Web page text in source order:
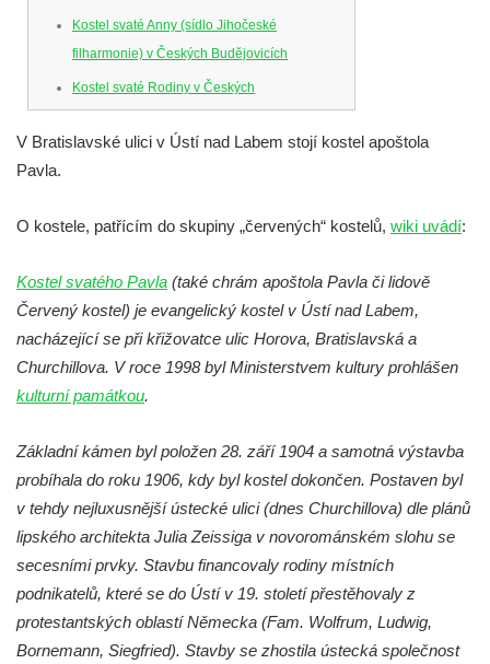
Kostel svaté Anny (sídlo Jihočeské
filharmonie) v Českých Budějovicích
Kostel svaté Rodiny v Českých
Budějovicích
Kostel Obětování Panny Marie u kláštera
Dělnická v Kamenném Újezdě
Bývalý kostel svatých Filipa a Jakuba na
náměstí J. V. Kamarýta ve Velešíně
Kaple na hřbitově ve Velešíně
Márnice na hřbitově ve Velešíně
Poutní areál Římov
Kostel svatého Ducha v poutním areálu
Římov
Křížová cesta Římov – XXV. kaple – Boží
hrob
Křížová cesta Římov – XXIV. kaple – Pieta
V Bratislavské ulici v Ústí nad Labem stojí kostel apoštola
Pavla.
O kostele, patřícím do skupiny „červených“ kostelů, wiki uvádí:
Kostel svatého Pavla (také chrám apoštola Pavla či lidově
Červený kostel) je evangelický kostel v Ústí nad Labem,
nacházející se při křižovatce ulic Horova, Bratislavská a
Churchillova. V roce 1998 byl Ministerstvem kultury prohlášen
kulturní památkou.
Základní kámen byl položen 28. září 1904 a samotná výstavba
probíhala do roku 1906, kdy byl kostel dokončen. Postaven byl
v tehdy nejluxusnější ústecké ulici (dnes Churchillova) dle plánů
lipského architekta Julia Zeissiga v novorománském slohu se
secesními prvky. Stavbu financovaly rodiny místních
podnikatelů, které se do Ústí v 19. století přestěhovaly z
protestantských oblastí Německa (Fam. Wolfrum, Ludwig,
Bornemann, Siegfried). Stavby se zhostila ústecká společnost